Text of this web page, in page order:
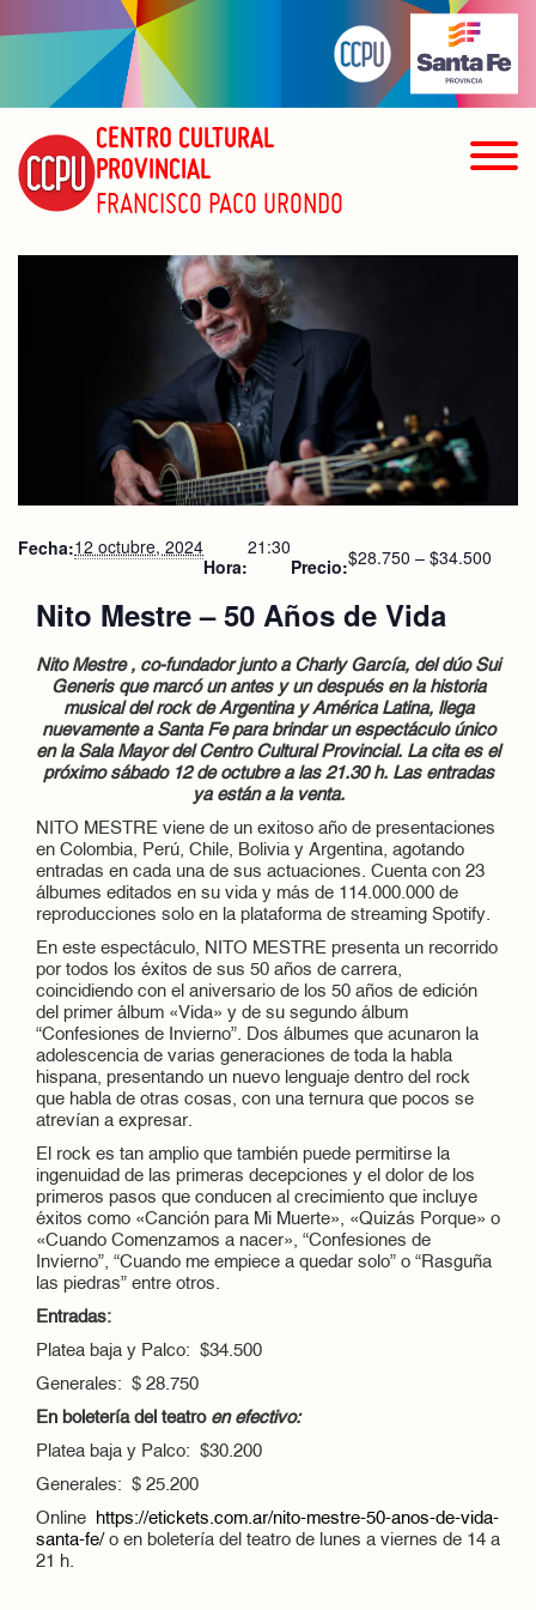
CENTRO CULTURAL
PROVINCIAL
FRANCISCO PACO URONDO
Fecha:12 octubre, 2024
Hora:
21:30
Precio:$28.750 – $34.500
Nito Mestre – 50 Años de Vida
Nito Mestre , co-fundador junto a Charly García, del dúo Sui
Generis que marcó un antes y un después en la historia
musical del rock de Argentina y América Latina, llega
nuevamente a Santa Fe para brindar un espectáculo único
en la Sala Mayor del Centro Cultural Provincial. La cita es el
próximo sábado 12 de octubre a las 21.30 h. Las entradas
ya están a la venta.
NITO MESTRE viene de un exitoso año de presentaciones
en Colombia, Perú, Chile, Bolivia y Argentina, agotando
entradas en cada una de sus actuaciones. Cuenta con 23
álbumes editados en su vida y más de 114.000.000 de
reproducciones solo en la plataforma de streaming Spotify.
En este espectáculo, NITO MESTRE presenta un recorrido
por todos los éxitos de sus 50 años de carrera,
coincidiendo con el aniversario de los 50 años de edición
del primer álbum «Vida» y de su segundo álbum
“Confesiones de Invierno”. Dos álbumes que acunaron la
adolescencia de varias generaciones de toda la habla
hispana, presentando un nuevo lenguaje dentro del rock
que habla de otras cosas, con una ternura que pocos se
atrevían a expresar.
El rock es tan amplio que también puede permitirse la
ingenuidad de las primeras decepciones y el dolor de los
primeros pasos que conducen al crecimiento que incluye
éxitos como «Canción para Mi Muerte», «Quizás Porque» o
«Cuando Comenzamos a nacer», “Confesiones de
Invierno”, “Cuando me empiece a quedar solo” o “Rasguña
las piedras” entre otros.
Entradas:
Platea baja y Palco: $34.500
Generales: $ 28.750
En boletería del teatro en efectivo:
Platea baja y Palco: $30.200
Generales: $ 25.200
Online https://etickets.com.ar/nito-mestre-50-anos-de-vida-
santa-fe/ o en boletería del teatro de lunes a viernes de 14 a
21 h.